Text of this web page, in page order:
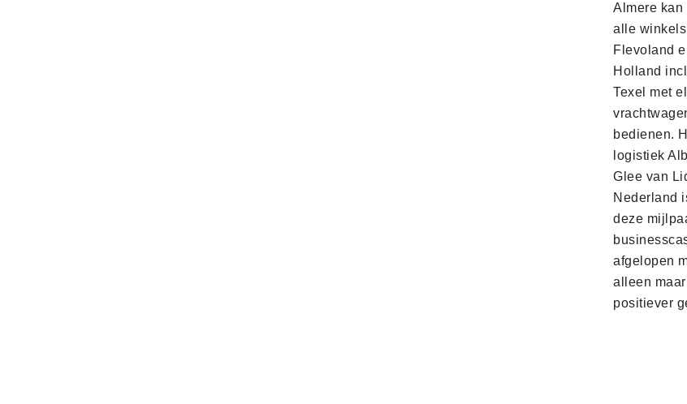
Almere
alle
Flevoland
Holland
Texel met
bedienen.
logistiek
Glee van
Nederland
deze
afgelopen
alleen maar
positiever